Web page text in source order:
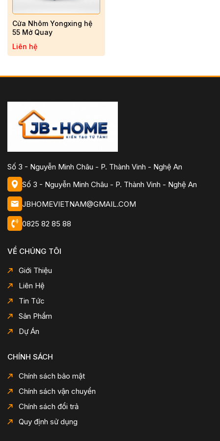
Cửa Nhôm Yongxing hệ
55 Mở Quay
Liên hệ
Số 3 - Nguyễn Minh Châu - P. Thành Vinh - Nghệ An
Số 3 - Nguyễn Minh Châu - P. Thành Vinh - Nghệ An
JBHOMEVIETNAM@GMAIL.COM
0825 82 85 88
VỀ CHÚNG TÔI
Giới Thiệu
Liên Hệ
Tin Tức
Sản Phẩm
Dự Án
CHÍNH SÁCH
Chính sách bảo mật
Chính sách vận chuyển
Chính sách đổi trả
Quy định sử dụng